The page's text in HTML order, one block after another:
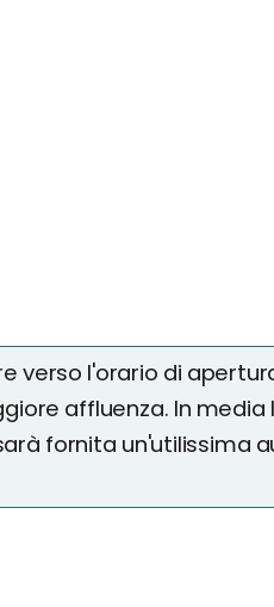
verso l'orario di
affluenza. In media
fornita un'utilissima